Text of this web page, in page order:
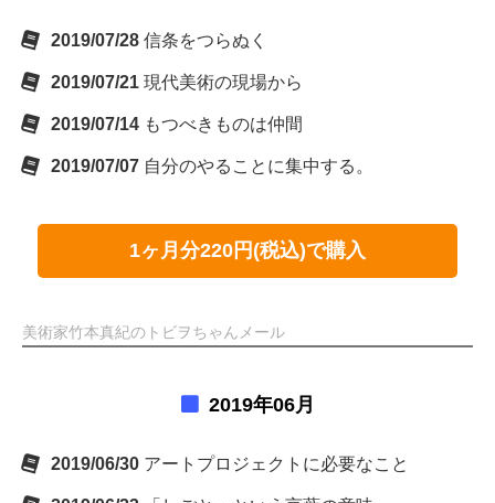
2019/07/28 信条をつらぬく
2019/07/21 現代美術の現場から
2019/07/14 もつべきものは仲間
2019/07/07 自分のやることに集中する。
1ヶ月分220円(税込)で購入
美術家竹本真紀のトビヲちゃんメール
2019年06月
2019/06/30 アートプロジェクトに必要なこと